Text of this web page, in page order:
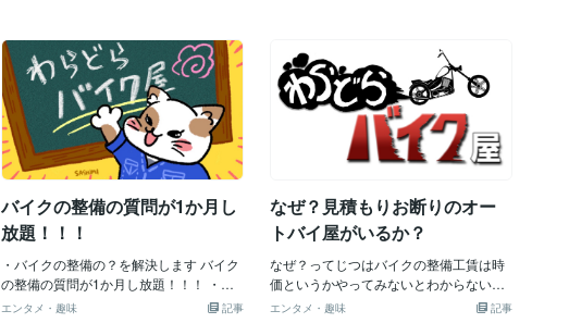
か「シングルバー水栓」のバーを「ガン
ガン」上げ下げしたら、も～、ダメじゃ
ん！！「あ～、またっ！ガンガンするの
をヤメテケロ～～～！！＾＾；」う～も
～。ま、「犯人？」をせめてもしょ～が
ないのでとにかく修理じゃ。でも、一度
も水栓の修理なんてやったことナ
て？・・・「ネット調べ」じゃ！＾
＾・・・「ほぉ～、なるぅ～、ははぁ～
ん。」・・・「そっか
はしませんそこで輸入工具などの事を少
しお話ししようと思いますやはりスナッ
プオンあの！バンセールスやってきまし
た名前は有名ですから知っていましたバ
ンセールスの方から名刺代わりにキーホ
ルダーを貰いましたそれから週一で来る
ようになり買うようになりましたもちろ
んとてもお値段が張るのを覚えています
その頃は工具が永久保証の工具も多く特
別な感じですココで上司とモメマシタス
ナップオンに反対らしいんですそれでも
５万円の工具を使ったたりしてましたま
ぁ仕事で高い工具を使うのは難しいです
ね高い工具を使うとそのぶんコストがか
かってくる他の会社との値段競争に負担
（車軸に取り付けられた部品）を結びつ
ける細長い金属棒で、一般的には車輪の
外側に向かって放射状に配置されます。
スポークは車輪の強度と剛性を提供し、
振動や衝撃を吸収する役割を果たしま
す。一体成型のディスクホイールは、リ
り、スポークがない代わりにリムが車輪
全体を支えます。 ホイールはオートバイ
の操縦性や乗り心地に影響を与える重要
な要素です。軽量かつ頑丈な材料で作ら
れており、適切なバランスと剛性を持つ
ことが求められます。また、ホイールの
デザインや仕上げは、オートバイの外観
バイクの整備の質問が1か月し
放題！！！
・バイクの整備の？を解決します バイク
の整備の質問が1か月し放題！！！ ・例
えば Q.オートバイに乗った感じがふにゃ
記事
エンタメ・趣味
なぜ？見積もりお断りのオー
トバイ屋がいるか？
なぜ？ってじつはバイクの整備工賃は時
価というかやってみないとわからないん
ですね。それはなぜか？それは錆びて固
記事
エンタメ・趣味